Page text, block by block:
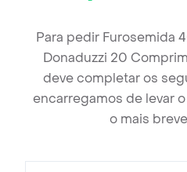
Para pedir Furosemida
Donaduzzi 20
deve completar os
encarregamos de levar
o mais